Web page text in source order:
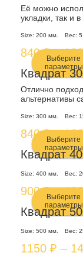
Опции
можно
выбрать
на
странице
товара.
товар
имеет
несколько
вариаций.
Опции
можно
выбрать
на
странице
Её можно
укладки, так и
Size:200 мм. Вес:5
840₽ –
Выберите
параметры
товар
имеет
несколько
вариаций.
выбрать
на
странице
товара.
Квадрат
Отлично
альтернативы
Size:300 мм. Вес:
840₽ –
Выберите
параметры
имеет
несколько
вариаций.
Опции
Квадрат
Size:400 мм. Вес:
900₽ –
Выберите
параметры
Квадрат
Size:500 мм. Вес:
1150₽ –